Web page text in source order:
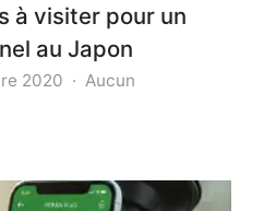
à visiter pour un
au Japon
2020
Aucun